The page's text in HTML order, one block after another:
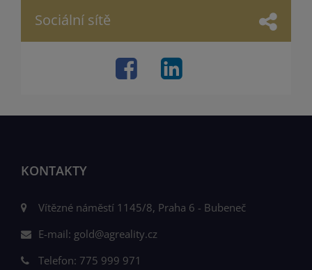
Sociální sítě
KONTAKTY
Vítězné náměstí 1145/8, Praha 6 - Bubeneč
E-mail: gold@agreality.cz
Telefon: 775 999 971